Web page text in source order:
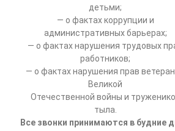
детьми;
— о фактах коррупции и
административных барьерах;
— о фактах нарушения трудовых
работников;
— о фактах нарушения прав
Великой
Отечественной войны и
тыла.
Все звонки принимаются в будние